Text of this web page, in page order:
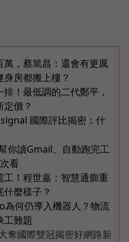
，蔡篤昌：還會有更厲
房都搬上樓？
！最低調的二代鄭平，
價？
國際評比揭密：什
你讀Gmail、自動跑完工
看
！程世嘉：智慧通膨重
麼樣子？
何仍導入機器人？物流
工難題
奪國際雙冠揭密好網路新